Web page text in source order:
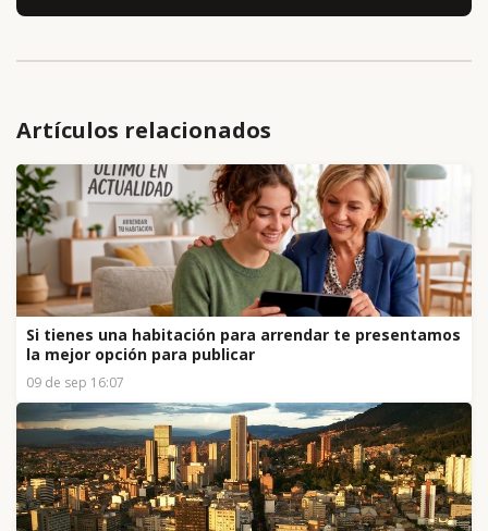
Artículos relacionados
Si tienes una habitación para arrendar te presentamos
la mejor opción para publicar
09 de sep 16:07